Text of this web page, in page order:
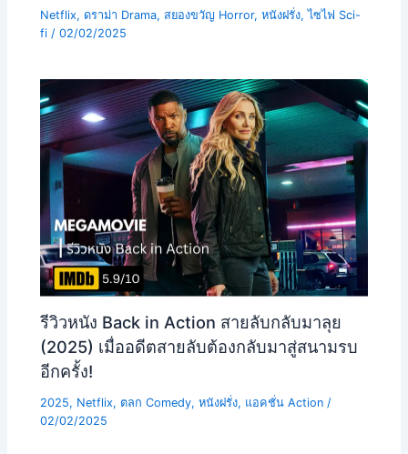
Netflix,ดราม่า Drama,สยองขวัญ Horror,หนังฝรั่ง,ไซไฟ Sci-
fi /02/02/2025
รีวิวหนัง Back in Action สายลับกลับมาลุย
(2025) เมื่ออดีตสายลับต้องกลับมาสู่สนามรบ
อีกครั้ง!
2025, Netflix, ตลก Comedy,หนังฝรั่ง, แอคชั่น Action /
02/02/2025